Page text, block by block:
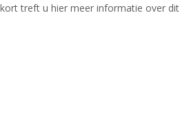
treft u hier meer informatie over dit